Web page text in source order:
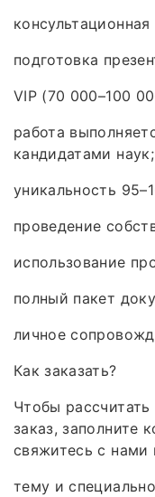
подготовка
VIP (70 000–100
работа
кандидатами наук;
уникальность
проведение
использование
полный пакет
личное
Как заказать?
Чтобы
заказ, заполните
свяжитесь с нами
тему и